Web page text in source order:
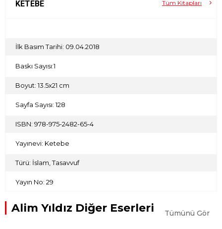
KETEBE Tüm Kitapları
İlk Basım Tarihi: 09.04.2018
Baskı Sayısı:1
Boyut: 13.5x21 cm
Sayfa Sayısı: 128
ISBN: 978-975-2482-65-4
Yayınevi: Ketebe
Türü: İslam, Tasavvuf
Yayın No: 29
Alim Yıldız Diğer Eserleri Tümünü Gör